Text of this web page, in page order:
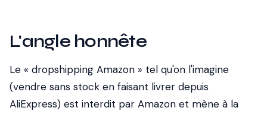
L'angle honnête
Le « dropshipping Amazon » tel qu'on l'imagine
(vendre sans stock en faisant livrer depuis
AliExpress) est interdit par Amazon et mène à la